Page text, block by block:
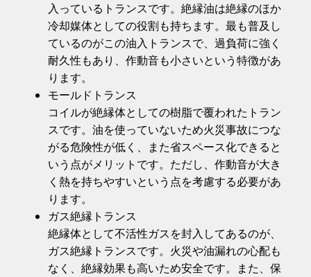
入っているトランスです。絶縁油は絶縁のほか
冷却媒体としての役割も持ちます。最も普及し
ているのがこの油入トランスで、過負荷に強く
耐久性もあり、作動音も小さいという特徴があ
ります。
モールドトランス
コイルが絶縁体としての樹脂で覆われたトラン
スです。油を使っていないため火災事故につな
がる危険性が低く、また省スペース化できると
いう点がメリットです。ただし、作動音が大き
く熱を持ちやすいという点を考慮する必要があ
ります。
ガス絶縁トランス
絶縁体として不活性ガスを封入してあるのが、
ガス絶縁トランスです。火災や油漏れの心配も
なく、絶縁効果も高いため安全です。また、保